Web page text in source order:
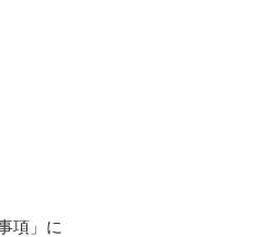
項」に